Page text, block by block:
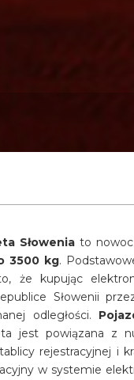
Słoweniato
3500 kg.
że kupując
Słowenii
odległości.
jest powiązana z
rejestracyjnej i
w systemie